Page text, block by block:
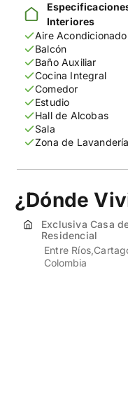
Interiores
Aire Acondicionado
Balcón
Baño Auxiliar
Cocina Integral
Comedor
Estudio
Hall de Alcobas
Sala
Zona de Lavandería
¿Dónde
Exclusiva Casa
Residencial
Entre Ríos
Colombia